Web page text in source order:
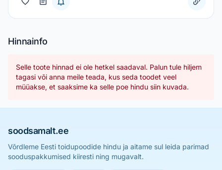
Hinnainfo
Selle toote hinnad ei ole hetkel saadaval. Palun tule hiljem
tagasi või anna meile teada, kus seda toodet veel
müüakse, et saaksime ka selle poe hindu siin kuvada.
soodsamalt.ee
Võrdleme Eesti toidupoodide hindu ja aitame sul leida parimad
sooduspakkumised kiiresti ning mugavalt.